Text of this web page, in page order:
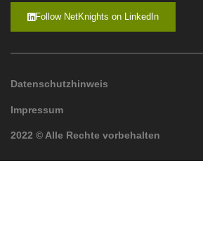
Follow NetKnights on LinkedIn
Datenschutzhinweis
Impressum
2022 © Alle Rechte vorbehalten